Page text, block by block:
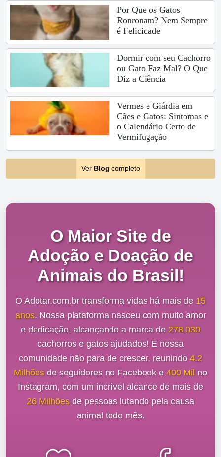
Por Que os Gatos
Ronronam? Nem Sempre
é Felicidade
Dormir com seu Cachorro
ou Gato Faz Mal? O Que
Diz a Ciência
Vermes e Giárdia em
Cães e Gatos: Sintomas e
o Calendário Certo de
Vermifugação
Ver Blog completo
O Maior Site de
Adoção e Doação de
Animais do Brasil!
O Adotar.com.br transforma vidas há mais de 15
anos. Nossa plataforma nasceu com muito amor
e dedicação, alcançando a marca de 278,030
cachorros e gatos ajudados! E nossa
comunidade não para de crescer, reunindo 4.2
Milhõesde seguidores no Facebook e 400 Mil no
Instagram, com um incrível alcance de mais de
26 Milhõesde pessoas lutando pela causa
animal todo mês.